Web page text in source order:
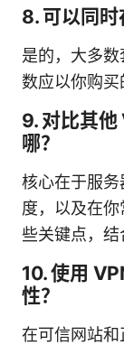
8. 可以同时
是的，大多
数应以你购买
9. 对比其
哪？
核心在于服
度，以及在
些关键点，结
10. 使用
性？
在可信网站